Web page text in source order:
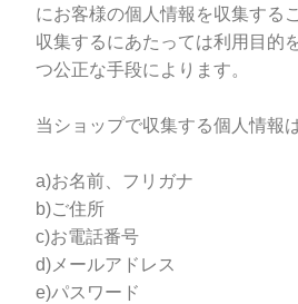
にお客様の個人情報を収集する
収集するにあたっては利用目的
つ公正な手段によります。
当ショップで収集する個人情報
a)お名前、フリガナ
b)ご住所
c)お電話番号
d)メールアドレス
e)パスワード